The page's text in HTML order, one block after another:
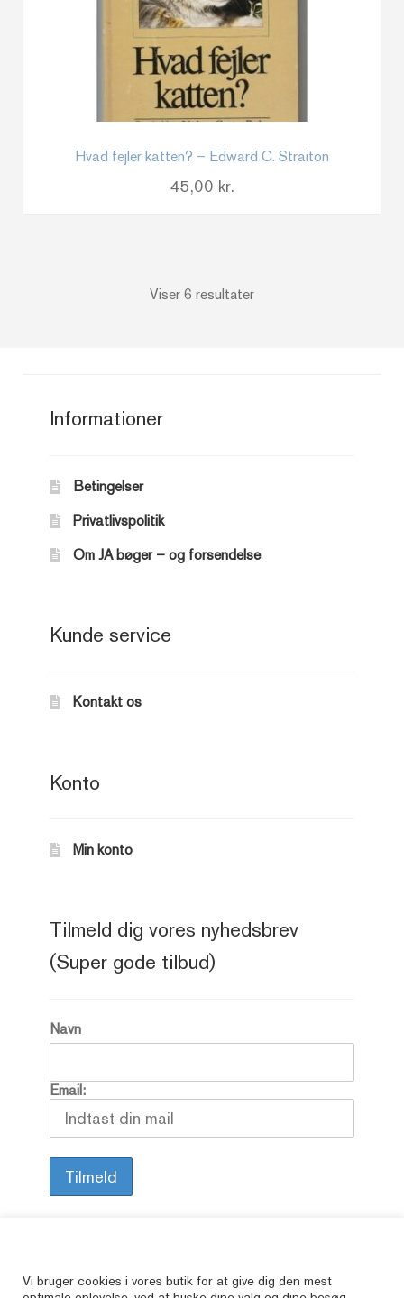
Alle vore varer er brugte, så her kan du finde
Hvad fejler katten? – Edward C. Straiton
45,00 kr.
Viser 6 resultaterSorteret
Informationer
Betingelser
Privatlivspolitik
Om JA bøger – og forsendelse
Kunde service
Kontakt os
Konto
Min konto
Tilmeld dig vores nyhedsbrev
(Super gode tilbud)
Navn
Email:
Vi bruger cookies i vores butik for at give dig den mest